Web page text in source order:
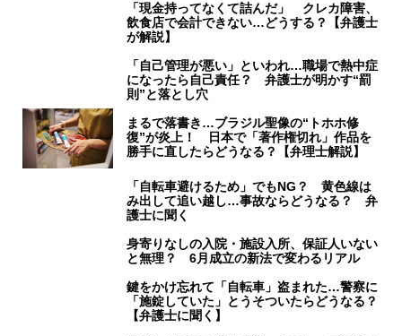
「現金持ってなくて詰んだ」 クレカ障害、
飲食店で会計できない…どうする？【弁護士
が解説】
「自己管理が悪い」といわれ…職場で熱中症
になったら自己責任？ 弁護士が明かす“罰
則”と落とし穴
まるで落書き…ブラジル聖像の“トホホ修
復”が炎上！ 日本で「著作権切れ」作品を
勝手に直したらどうなる？【弁理士解説】
「自転車避けるため」でもNG？ 黄色線は
み出して追い越し…事故ならどうなる？ 弁
護士に聞く
身寄りなしの入院・施設入所、保証人いない
と無理？ 6月成立の新法で変わるリアル
鍵をかけ忘れて「自転車」盗まれた…警察に
「施錠していた」とうそついたらどうなる？
【弁護士に聞く】